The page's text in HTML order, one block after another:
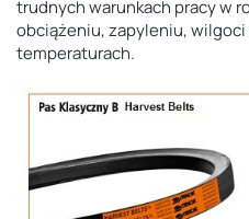
trudnych warunkach pracy w
obciążeniu, zapyleniu,
temperaturach.